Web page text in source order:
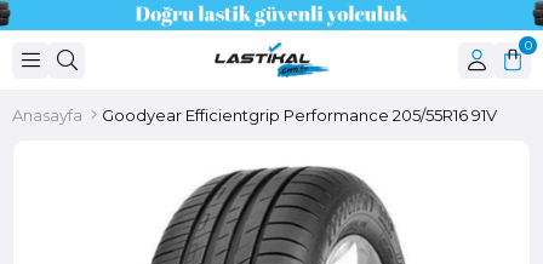
0
Anasayfa Goodyear Efficientgrip Performance 205/55R16 91V